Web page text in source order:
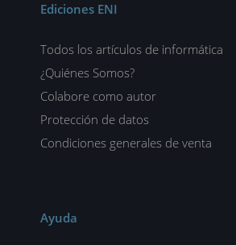
Ediciones ENI
Todos los artículos de informática
¿Quiénes Somos?
Colabore como autor
Protección de datos
Condiciones generales de venta
Ayuda